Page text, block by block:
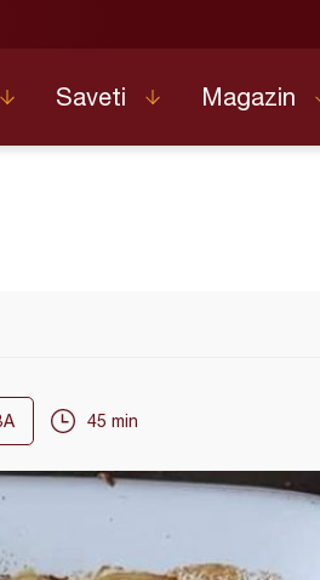
Saveti Magazin
45 min